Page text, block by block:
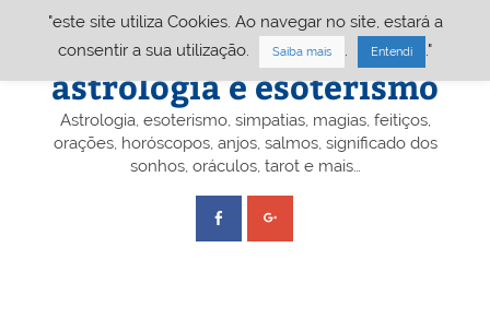
Portal A&E – Portal
astrologia e esoterismo
Astrologia, esoterismo, simpatias, magias, feitiços,
orações, horóscopos, anjos, salmos, significado dos
sonhos, oráculos, tarot e mais…
"este site utiliza Cookies. Ao navegar no site, estará a
consentir a sua utilização.
Saiba mais Entendi ."